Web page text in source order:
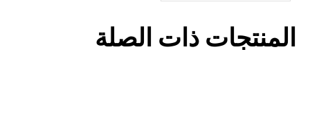
باستخدام مصابيح LED
على تقلب جودة المياه في
المنتجات ذات الصلة